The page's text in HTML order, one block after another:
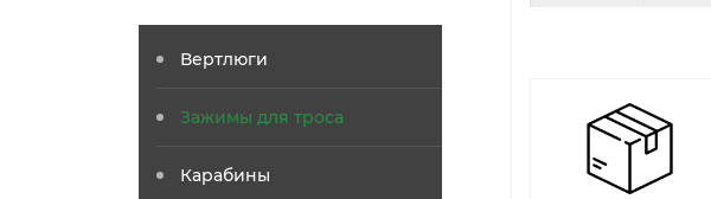
Вертлюги
Зажимы для троса
Карабины